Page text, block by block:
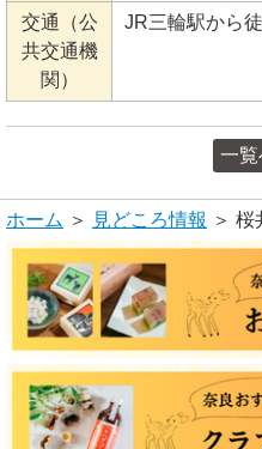
交通（公
共交通機
関）
JR三輪駅から
一覧
ホーム ＞ 見どころ情報 ＞